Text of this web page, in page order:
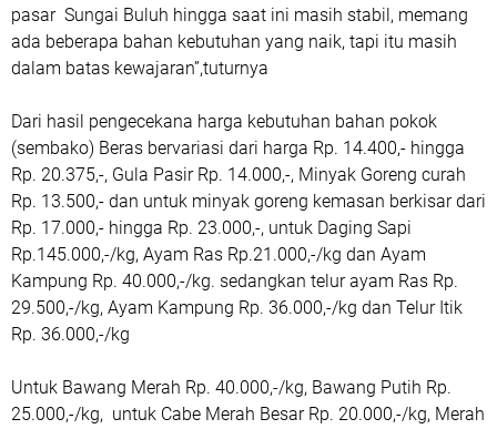
pasar Sungai Buluh hingga saat ini masih stabil, memang
ada beberapa bahan kebutuhan yang naik, tapi itu masih
dalam batas kewajaran”,tuturnya
Dari hasil pengecekana harga kebutuhan bahan pokok
(sembako) Beras bervariasi dari harga Rp. 14.400,- hingga
Rp. 20.375,-, Gula Pasir Rp. 14.000,-, Minyak Goreng curah
Rp. 13.500,- dan untuk minyak goreng kemasan berkisar dari
Rp. 17.000,- hingga Rp. 23.000,-, untuk Daging Sapi
Rp.145.000,-/kg, Ayam Ras Rp.21.000,-/kg dan Ayam
Kampung Rp. 40.000,-/kg. sedangkan telur ayam Ras Rp.
29.500,-/kg, Ayam Kampung Rp. 36.000,-/kg dan Telur Itik
Rp. 36.000,-/kg
Untuk Bawang Merah Rp. 40.000,-/kg, Bawang Putih Rp.
25.000,-/kg, untuk Cabe Merah Besar Rp. 20.000,-/kg, Merah